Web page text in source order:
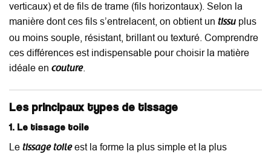
verticaux) et de fils de trame (fils horizontaux). Selon la
manière dont ces fils s’entrelacent, on obtient un tissu plus
ou moins souple, résistant, brillant ou texturé. Comprendre
ces différences est indispensable pour choisir la matière
idéale en couture.
Les principaux types de tissage
1. Le tissage toile
Le tissage toileest la forme la plus simple et la plus